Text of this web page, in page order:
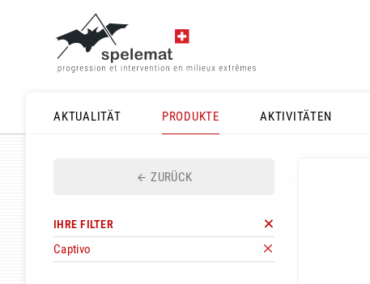
AKTUALITÄT
PRODUKTE AKTIVITÄTEN
ZURÜCK
IHRE FILTER
Captivo